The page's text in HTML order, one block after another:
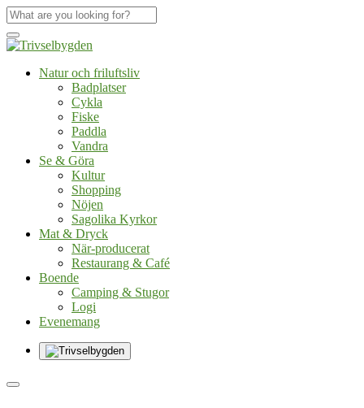
Natur och friluftsliv
Badplatser
Cykla
Fiske
Paddla
Vandra
Se & Göra
Kultur
Shopping
Nöjen
Sagolika Kyrkor
Mat & Dryck
När-producerat
Restaurang & Café
Boende
Camping & Stugor
Logi
Evenemang